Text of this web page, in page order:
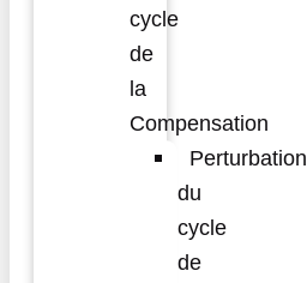
cycle
de
la
Compensation
Perturbation
du
cycle
de